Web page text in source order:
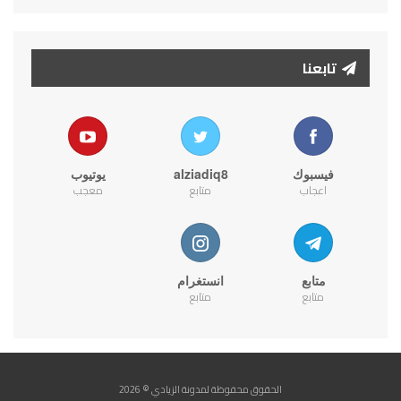
تابعنا
فيسبوك
اعجاب
alziadiq8
متابع
يوتيوب
معجب
متابع
متابع
انستغرام
متابع
الحقوق محفوظة لمدونة الزيادي © 2026